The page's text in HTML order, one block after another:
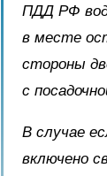
ПДД РФ
в месте
стороны
с
В случае
включено